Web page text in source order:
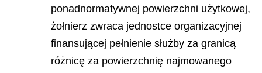
ponadnormatywnej powierzchni użytkowej,
żołnierz zwraca jednostce organizacyjnej
finansującej pełnienie służby za granicą
różnicę za powierzchnię najmowanego